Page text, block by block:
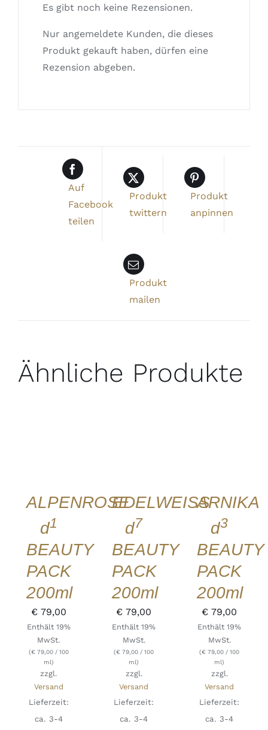
Es gibt noch keine Rezensionen.
Nur angemeldete Kunden, die dieses
Produkt gekauft haben, dürfen eine
Rezension abgeben.
Auf
Facebook
teilen
Produkt
twittern
Produkt
anpinnen
Produkt
mailen
Ähnliche Produkte
ALPENROSE
d1
BEAUTY
PACK
200ml
€79,00
Enthält 19%
MwSt.
(€79,00/ 100
ml)
zzgl.
Versand
Lieferzeit:
ca. 3-4
EDELWEISS
d7
BEAUTY
PACK
200ml
€ 79,00
Enthält 19%
MwSt.
(€ 79,00 / 100
ml)
zzgl.
Versand
Lieferzeit:
ca. 3-4
ARNIKA
d3
BEAUTY
PACK
200ml
€ 79,00
Enthält 19%
MwSt.
(€ 79,00 / 100
ml)
zzgl.
Versand
Lieferzeit:
ca. 3-4